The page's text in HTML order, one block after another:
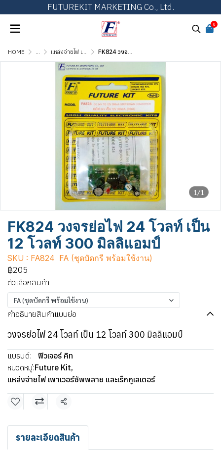
FUTUREKIT MARKETING Co., Ltd.
0
HOME ... แหล่งจ่ายไฟ เพาเวอร์ซัพพลาย และเร็กกูเลเตอร์ FK824 วงจรย่อไฟ 24 โวลท์ เป็น 12 โวลท์ 300 มิลลิแอมป์
1/1
FK824 วงจรย่อไฟ 24 โวลท์ เป็น
12 โวลท์ 300 มิลลิแอมป์
SKU : FA824 FA (ชุดบัดกรี พร้อมใช้งาน)
฿205
ตัวเลือกสินค้า
FA (ชุดบัดกรี พร้อมใช้งาน)
คำอธิบายสินค้าแบบย่อ
วงจรย่อไฟ 24 โวลท์ เป็น 12 โวลท์ 300 มิลลิแอมป์
แบรนด์:
ฟิวเจอร์ คิท
หมวดหมู่:Future Kit,
แหล่งจ่ายไฟ เพาเวอร์ซัพพลาย และเร็กกูเลเตอร์
แชร์
รายละเอียดสินค้า